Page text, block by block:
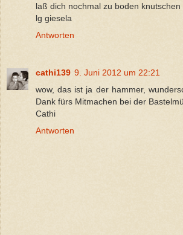
laß dich nochmal zu boden knutschen
lg giesela
Antworten
cathi139 9. Juni 2012 um 22:21
wow, das ist ja der hammer,
Dank fürs Mitmachen bei der
Cathi
Antworten